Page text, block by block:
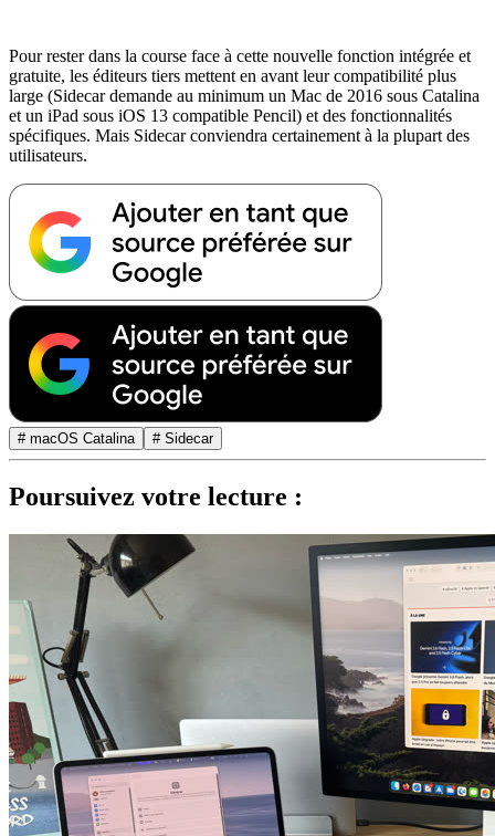
Pour rester dans la course face à cette nouvelle fonction intégrée et
gratuite, les éditeurs tiers mettent en avant leur compatibilité plus
large (Sidecar demande au minimum un Mac de 2016 sous Catalina
et un iPad sous iOS 13 compatible Pencil) et des fonctionnalités
spécifiques. Mais Sidecar conviendra certainement à la plupart des
utilisateurs.
# macOS Catalina # Sidecar
Poursuivez votre lecture :